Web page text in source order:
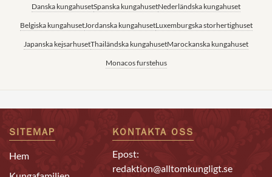
Danska kungahusetSpanska kungahusetNederländska kungahuset
Belgiska kungahusetJordanska kungahusetLuxemburgska storhertighuset
Japanska kejsarhusetThailändska kungahusetMarockanska kungahuset
Monacos furstehus
SITEMAP
Hem
KONTAKTA OSS
Epost:
redaktion@alltomkungligt.se